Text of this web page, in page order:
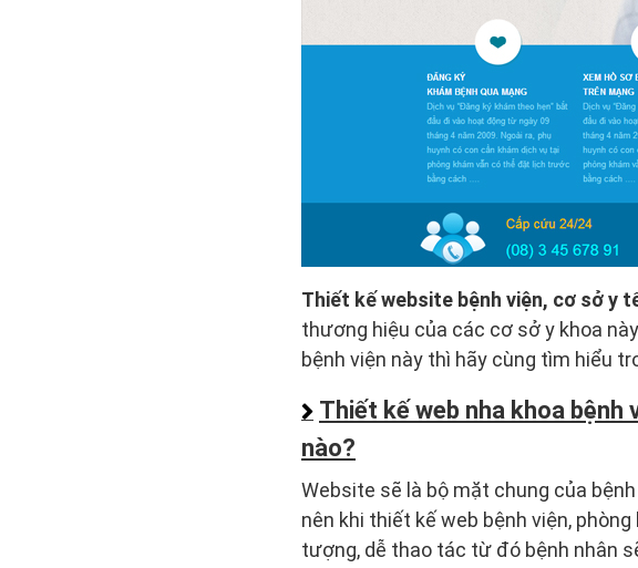
Thiết kế website bệnh viện, cơ sở y
thương hiệu của các cơ sở y khoa
bệnh viện này thì hãy cùng tìm hiểu
Thiết kế web nha khoa bệnh
nào?
Website sẽ là bộ mặt chung của
nên khi thiết kế web bệnh viện,
tượng, dễ thao tác từ đó bệnh nhân